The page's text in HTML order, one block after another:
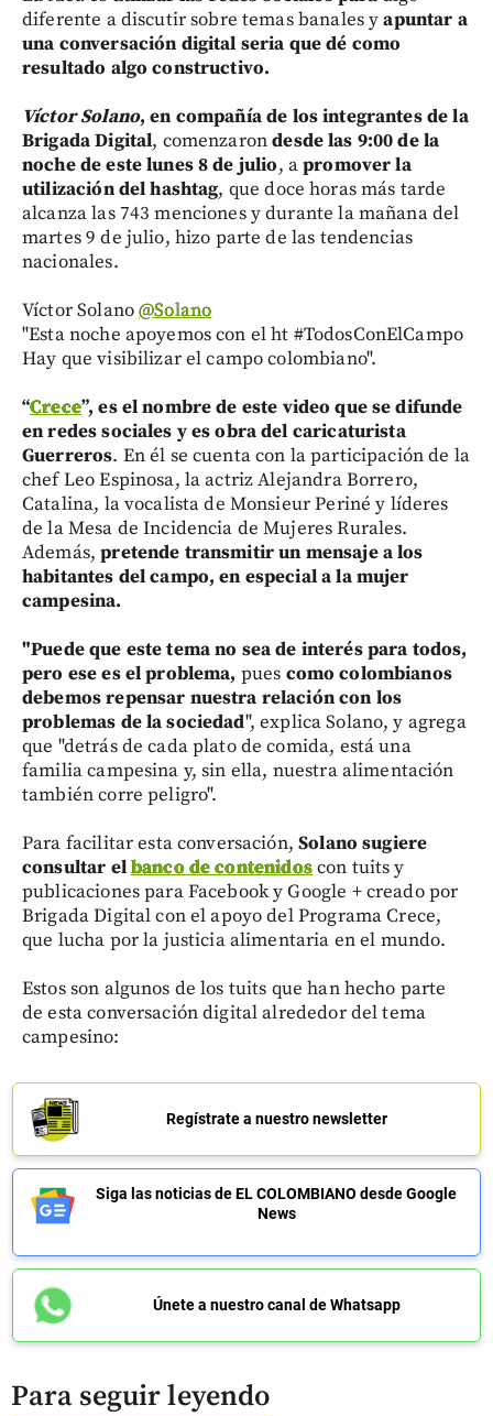
diferente a discutir sobre temas banales yapuntar a
una conversación digital seria que dé como
resultado algo constructivo.
Víctor Solano, en compañía de los integrantes de la
Brigada Digital, comenzarondesde las 9:00 de la
noche de este lunes 8 de julio, apromover la
utilización del hashtag, que doce horas más tarde
alcanza las 743 menciones y durante la mañana del
martes 9 de julio, hizo parte de las tendencias
nacionales.
Víctor Solano‏@Solano
"Esta noche apoyemos con el ht #TodosConElCampo
Hay que visibilizar el campo colombiano".
“Crece”, es el nombre de este video que se difunde
en redes sociales y es obra del caricaturista
Guerreros. En él se cuenta con la participación de la
chef Leo Espinosa, la actriz Alejandra Borrero,
Catalina, la vocalista de Monsieur Periné y líderes
de la Mesa de Incidencia de Mujeres Rurales.
Además,pretende transmitir un mensaje a los
habitantes del campo, en especial a la mujer
campesina.
"Puede que este tema no sea de interés para todos,
pero ese es el problema, pues como colombianos
debemos repensar nuestra relación con los
problemas de la sociedad", explica Solano, y agrega
que "detrás de cada plato de comida, está una
familia campesina y, sin ella, nuestra alimentación
también corre peligro".
Para facilitar esta conversación, Solano sugiere
consultar elbanco de contenidoscon tuits y
publicaciones para Facebook y Google + creado por
Brigada Digital con el apoyo del Programa Crece,
que lucha por la justicia alimentaria en el mundo.
Estos son algunos de los tuits que han hecho parte
de esta conversación digital alrededor del tema
campesino:
Regístrate a nuestro newsletter
Siga las noticias de EL COLOMBIANO desde Google
News
Únete a nuestro canal de Whatsapp
Para seguir leyendo